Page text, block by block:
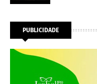
PUBLICIDADE